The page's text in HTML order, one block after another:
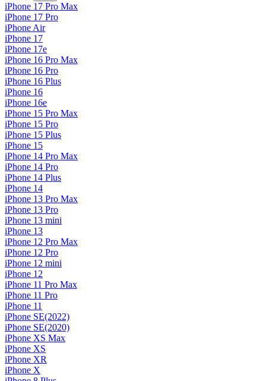
iPhone 17 Pro Max
iPhone 17 Pro
iPhone Air
iPhone 17
iPhone 17e
iPhone 16 Pro Max
iPhone 16 Pro
iPhone 16 Plus
iPhone 16
iPhone 16e
iPhone 15 Pro Max
iPhone 15 Pro
iPhone 15 Plus
iPhone 15
iPhone 14 Pro Max
iPhone 14 Pro
iPhone 14 Plus
iPhone 14
iPhone 13 Pro Max
iPhone 13 Pro
iPhone 13 mini
iPhone 13
iPhone 12 Pro Max
iPhone 12 Pro
iPhone 12 mini
iPhone 12
iPhone 11 Pro Max
iPhone 11 Pro
iPhone 11
iPhone SE(2022)
iPhone SE(2020)
iPhone XS Max
iPhone XS
iPhone XR
iPhone X